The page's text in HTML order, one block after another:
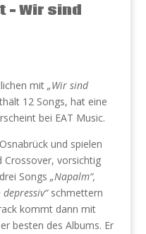
Wir sind
mit „Wir sind
12 Songs, hat eine
bei EAT Music.
und spielen
Crossover, vorsichtig
Songs „Napalm“,
schmettern
kommt dann mit
besten des Albums. Er